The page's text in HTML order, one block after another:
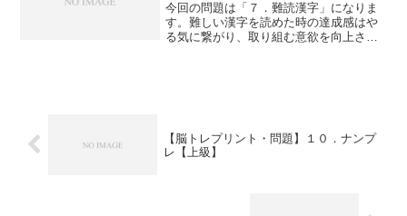
今回の問題は「７．難読漢字」になりま
す。難しい漢字を読めた時の達成感はや
る気に繋がり、取り組む意欲を向上させ
【脳トレプリント・問題】１０．ナンプ
レ【上級】